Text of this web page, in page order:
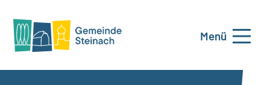
Menü